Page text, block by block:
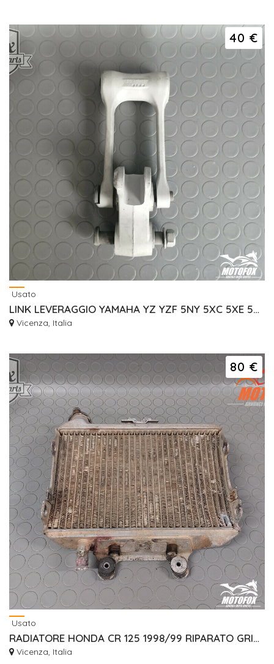
40 €
Usato
LINK LEVERAGGIO YAMAHA YZ YZF 5NY 5XC 5XE 5QI 5HD
Vicenza, Italia
80 €
Usato
RADIATORE HONDA CR 125 1998/99 RIPARATO GRIGLIE
Vicenza, Italia